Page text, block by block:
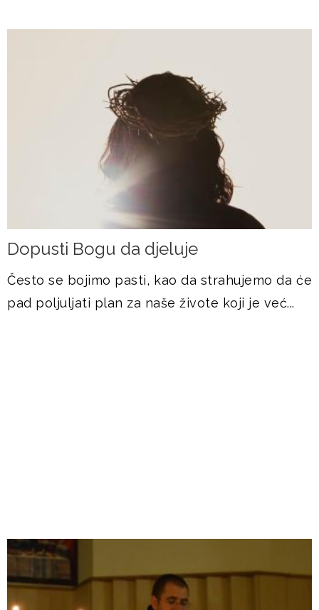
Dopusti Bogu da djeluje
Često se bojimo pasti, kao da strahujemo da će
pad poljuljati plan za naše živote koji je već...